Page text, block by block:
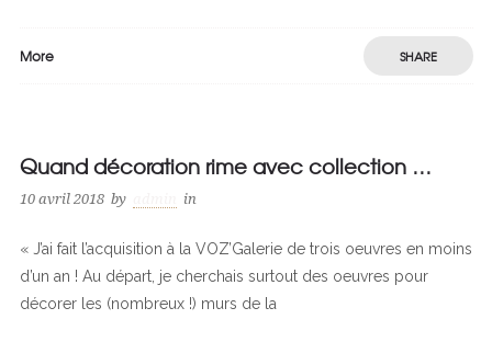
More SHARE
Quand décoration rime avec collection …
10 avril 2018 by in
« J’ai fait l’acquisition à la VOZ’Galerie de trois oeuvres en moins
d’un an ! Au départ, je cherchais surtout des oeuvres pour
décorer les (nombreux !) murs de la